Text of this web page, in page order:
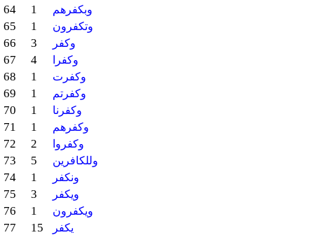
64 1 وبكفرهم
65 1 وتكفرون
66 3 وكفر
67 4 وكفرا
68 1 وكفرت
69 1 وكفرتم
70 1 وكفرنا
71 1 وكفرهم
72 2 وكفروا
73 5 وللكافرين
74 1 ونكفر
75 3 ويكفر
76 1 ويكفرون
77 15 يكفر